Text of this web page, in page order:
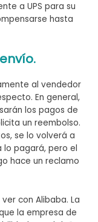
a UPS para su
hasta
al vendedor
En general,
los pagos de
un reembolso.
se lo volverá a
lo pagará, pero el
hace un reclamo
con Alibaba. La
la empresa de